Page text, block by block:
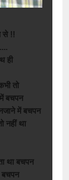
से !!
ही
तो
में बचपन
में बचपन
नहीं था
था बचपन
बचपन